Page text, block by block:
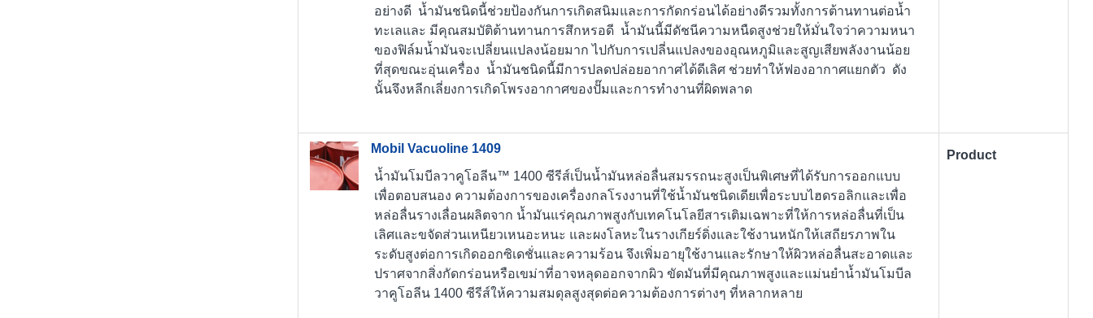
อย่างดี น้ำมันชนิดนี้ช่วยป้องกันการเกิดสนิมและการกัดกร่อนได้อย่างดีรวมทั้งการต้านทานต่อน้ำ
ทะเลและ มีคุณสมบัติต้านทานการสึกหรอดี น้ำมันนี้มีดัชนีความหนืดสูงช่วยให้มั่นใจว่าความหนา
ของฟิล์มน้ำมันจะเปลี่ยนแปลงน้อยมาก ไปกับการเปลี่นแปลงของอุณหภูมิและสูญเสียพลังงานน้อย
ที่สุดขณะอุ่นเครื่อง น้ำมันชนิดนี้มีการปลดปล่อยอากาศได้ดีเลิศ ช่วยทำให้ฟองอากาศแยกตัว ดัง
นั้นจึงหลีกเลี่ยงการเกิดโพรงอากาศของปั๊มและการทำงานที่ผิดพลาด
Mobil Vacuoline 1409
น้ำมันโมบีลวาคูโอลีน™ 1400 ซีรีส์เป็นน้ำมันหล่อลื่นสมรรถนะสูงเป็นพิเศษที่ได้รับการออกแบบ
เพื่อตอบสนอง ความต้องการของเครื่องกลโรงงานที่ใช้น้ำมันชนิดเดียเพื่อระบบไฮดรอลิกและเพื่อ
หล่อลื่นรางเลื่อนผลิตจาก น้ำมันแร่คุณภาพสูงกับเทคโนโลยีสารเติมเฉพาะที่ให้การหล่อลื่นที่เป็น
เลิศและขจัดส่วนเหนียวเหนอะหนะ และผงโลหะในรางเกียร์ดิ่งและใช้งานหนักให้เสถียรภาพใน
ระดับสูงต่อการเกิดออกซิเดชั่นและความร้อน จึงเพิ่มอายุใช้งานและรักษาให้ผิวหล่อลื่นสะอาดและ
ปราศจากสิ่งกัดกร่อนหรือเขม่าที่อาจหลุดออกจากผิว ขัดมันที่มีคุณภาพสูงและแม่นยำน้ำมันโมบีล
วาคูโอลีน 1400 ซีรีส์ให้ความสมดุลสูงสุดต่อความต้องการต่างๆ ที่หลากหลาย
Product